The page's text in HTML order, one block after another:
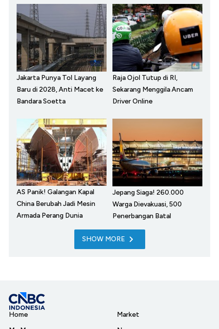
Jakarta Punya Tol Layang
Baru di 2028, Anti Macet ke
Bandara Soetta
Raja Ojol Tutup di RI,
Sekarang Menggila Ancam
Driver Online
AS Panik! Galangan Kapal
China Berubah Jadi Mesin
Armada Perang Dunia
Jepang Siaga! 260.000
Warga Dievakuasi, 500
Penerbangan Batal
SHOW MORE
Home
Market